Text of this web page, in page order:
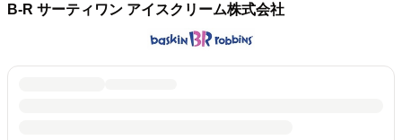
B-R サーティワン アイスクリーム株式会社